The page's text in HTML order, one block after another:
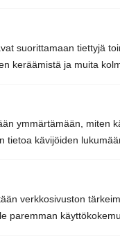
suorittamaan tiettyjä
keräämistä ja muita
ymmärtämään, miten
tietoa kävijöiden
verkkosivuston
paremman
040 3470 220
Avoinna arkisin